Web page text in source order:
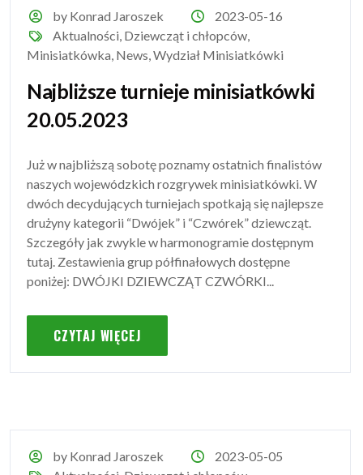
by Konrad Jaroszek
2023-05-16
Aktualności, Dziewcząt i chłopców,
Minisiatkówka, News,Wydział Minisiatkówki
Najbliższe turnieje minisiatkówki
20.05.2023
Już w najbliższą sobotę poznamy ostatnich finalistów
naszych wojewódzkich rozgrywek minisiatkówki. W
dwóch decydujących turniejach spotkają się najlepsze
drużyny kategorii “Dwójek” i “Czwórek” dziewcząt.
Szczegóły jak zwykle w harmonogramie dostępnym
tutaj. Zestawienia grup półfinałowych dostępne
poniżej: DWÓJKI DZIEWCZĄT CZWÓRKI...
CZYTAJ WIĘCEJ
by Konrad Jaroszek
2023-05-05